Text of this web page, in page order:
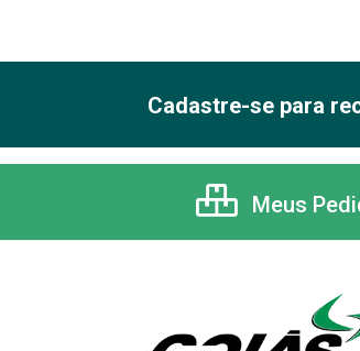
Cadastre-se para
Meus